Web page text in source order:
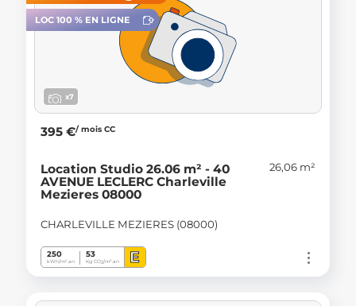
LOC 100 % EN LIGNE
x7
395 €/ mois CC
Location Studio 26.06 m² - 40
AVENUE LECLERC Charleville
Mezieres 08000
26,06 m²
CHARLEVILLE MEZIERES (08000)
250
kWh/m².an
53
Kg CO2/m².an E